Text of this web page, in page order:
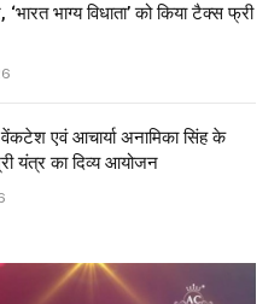
भाग्य विधाता’ को किया टैक्स फ्री
वेंकटेश एवं आचार्या अनामिका सिंह के
यंत्र का दिव्य आयोजन